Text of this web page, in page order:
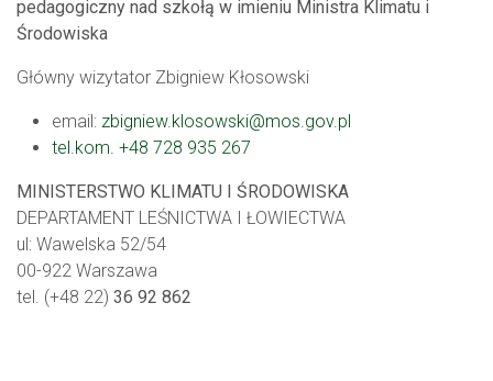
pedagogiczny nad szkołą w imieniu Ministra Klimatu i
Środowiska
Główny wizytator Zbigniew Kłosowski
email: zbigniew.klosowski@mos.gov.pl
tel.kom. +48 728 935 267
MINISTERSTWO KLIMATU I ŚRODOWISKA
DEPARTAMENT LEŚNICTWA I ŁOWIECTWA
ul: Wawelska 52/54
00-922 Warszawa
tel. (+48 22) 36 92 862